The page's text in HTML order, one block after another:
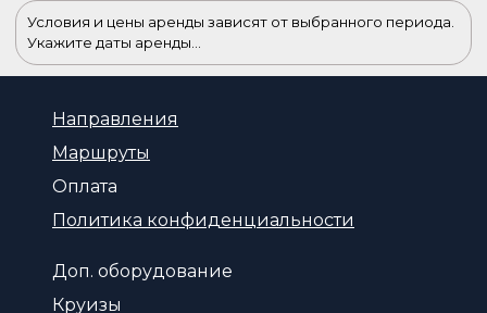
Условия и цены аренды зависят от выбранного периода.
Укажите даты аренды...
Направления
Маршруты
Оплата
Политика конфиденциальности
Доп. оборудование
Круизы